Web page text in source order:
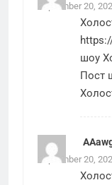
September 20,
шоу
Пост
September 20,